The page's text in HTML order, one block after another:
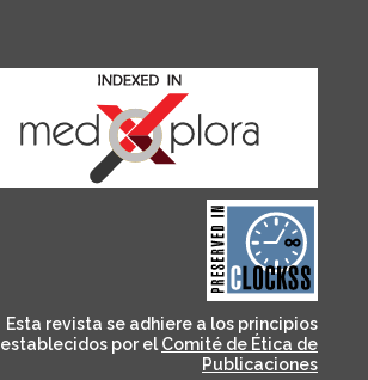
CLOCKSS is a dak archive
that ensures the long-
term survival of web-
based scholary
publications, governed by
and for its stakeholders.
Esta revista se adhiere a los principios
establecidos por el Comité de Ética de
Publicaciones